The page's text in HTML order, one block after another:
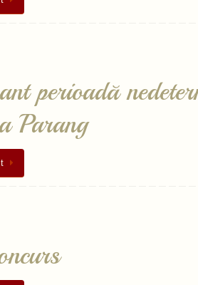
perioadă
Parang